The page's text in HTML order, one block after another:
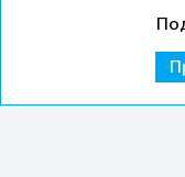
©ООО